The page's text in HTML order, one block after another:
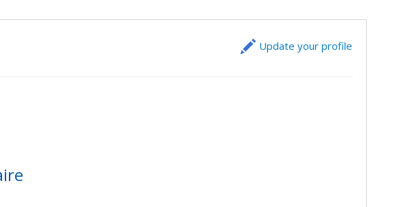
Update your profile